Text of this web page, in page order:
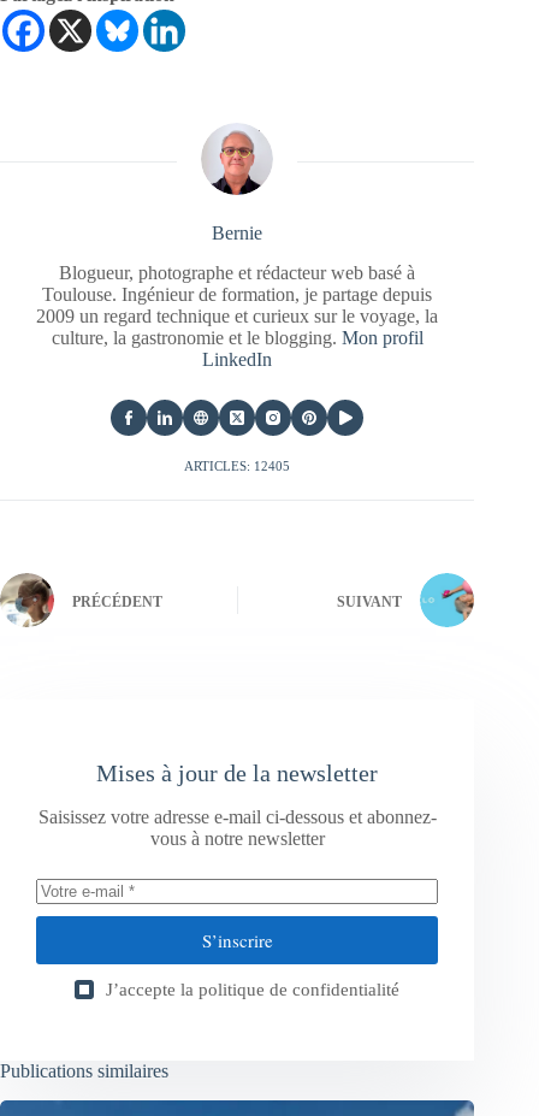
Bernie
Blogueur, photographe et rédacteur web basé à
Toulouse. Ingénieur de formation, je partage depuis
2009 un regard technique et curieux sur le voyage, la
culture, la gastronomie et le blogging. Mon profil
LinkedIn
ARTICLES: 12405
PRÉCÉDENT SUIVANT
Mises à jour de la newsletter
Saisissez votre adresse e-mail ci-dessous et abonnez-
vous à notre newsletter
S’inscrire
J’accepte la politique de confidentialité
Publications similaires